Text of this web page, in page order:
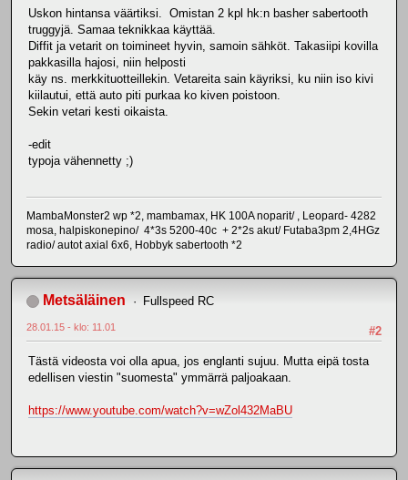
Uskon hintansa väärtiksi. Omistan 2 kpl hk:n basher sabertooth
truggyjä. Samaa teknikkaa käyttää.
Diffit ja vetarit on toimineet hyvin, samoin sähköt. Takasiipi kovilla
pakkasilla hajosi, niin helposti
käy ns. merkkituotteillekin. Vetareita sain käyriksi, ku niin iso kivi
kiilautui, että auto piti purkaa ko kiven poistoon.
Sekin vetari kesti oikaista.
-edit
typoja vähennetty ;)
MambaMonster2 wp *2, mambamax, HK 100A noparit/ , Leopard- 4282
mosa, halpiskonepino/ 4*3s 5200-40c + 2*2s akut/ Futaba3pm 2,4HGz
radio/ autot axial 6x6, Hobbyk sabertooth *2
Metsäläinen Fullspeed RC
#2
28.01.15 - klo: 11.01
Tästä videosta voi olla apua, jos englanti sujuu. Mutta eipä tosta
edellisen viestin "suomesta" ymmärrä paljoakaan.
https://www.youtube.com/watch?v=wZol432MaBU